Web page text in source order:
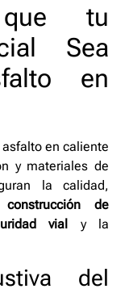
tu
Sea
en
en caliente
y materiales de
la calidad,
de
vial y la
del